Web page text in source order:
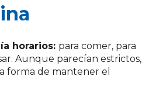
horarios: para comer, para
Aunque parecían estrictos,
forma de mantener el